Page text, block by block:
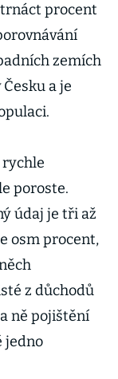
procent
zemích
a je
poroste.
údaj je tři až
osm procent,
z důchodů
ně pojištění
jedno